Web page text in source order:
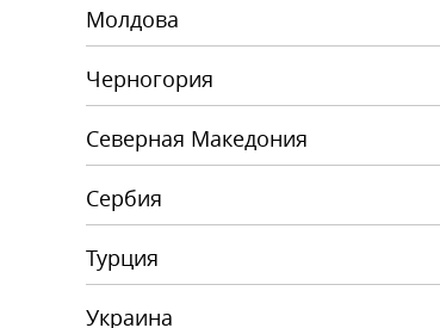
Молдова
Черногория
Северная Македония
Сербия
Турция
Украина